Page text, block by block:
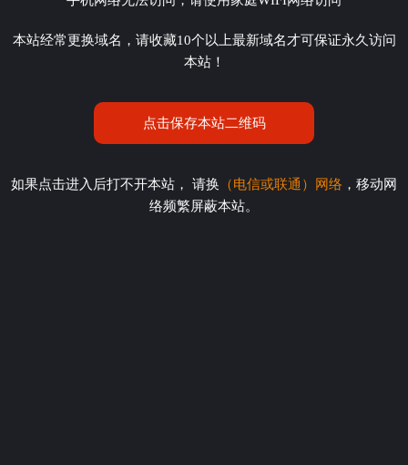
本站经常更换域名，请收藏10个以上最新域名才可保证永久访问
本站！
点击保存本站二维码
如果点击进入后打不开本站， 请换 （电信或联通）网络 ，移动网
络频繁屏蔽本站。